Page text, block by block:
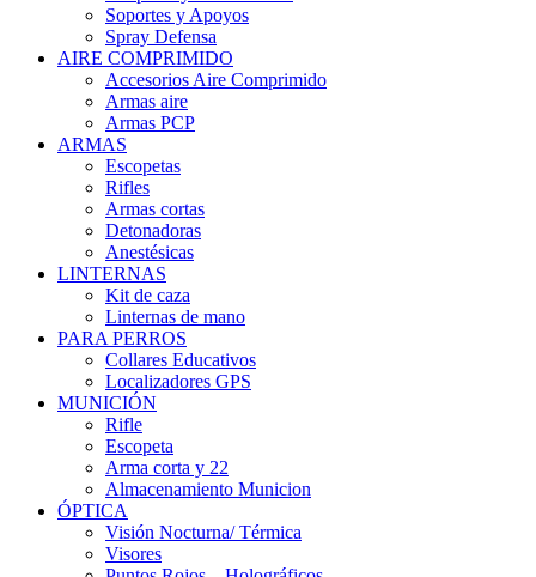
Soportes y Apoyos
Spray Defensa
AIRE COMPRIMIDO
Accesorios Aire Comprimido
Armas aire
Armas PCP
ARMAS
Escopetas
Rifles
Armas cortas
Detonadoras
Anestésicas
LINTERNAS
Kit de caza
Linternas de mano
PARA PERROS
Collares Educativos
Localizadores GPS
MUNICIÓN
Rifle
Escopeta
Arma corta y 22
Almacenamiento Municion
ÓPTICA
Visión Nocturna/ Térmica
Visores